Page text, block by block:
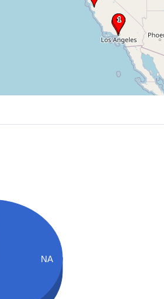
NA